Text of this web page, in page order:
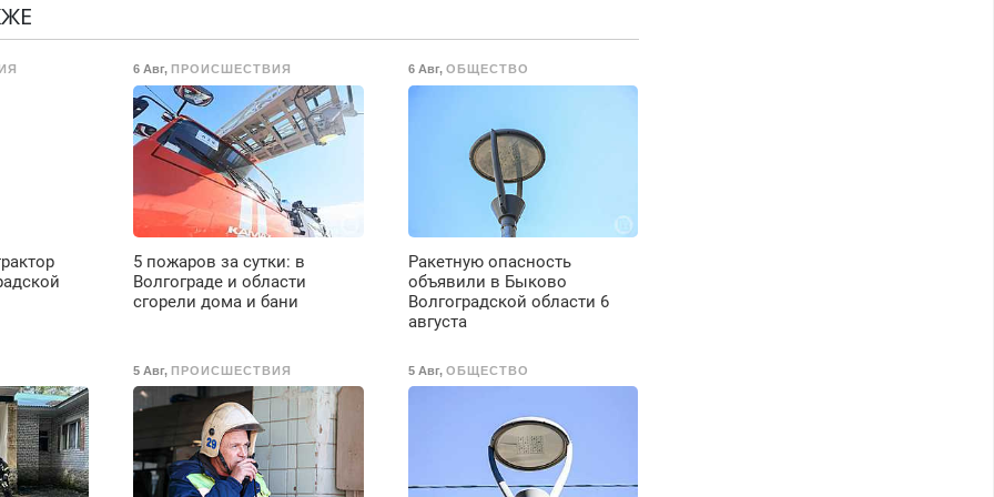
районы. Скидка.
6 Авг, ПРОИСШЕСТВИЯ
5 пожаров за сутки: в
Волгограде и области
сгорели дома и бани
6 Авг, ОБЩЕСТВО
Ракетную опасность
объявили в Быково
Волгоградской области 6
августа
5 Авг, ПРОИСШЕСТВИЯ 5 Авг, ОБЩЕСТВО